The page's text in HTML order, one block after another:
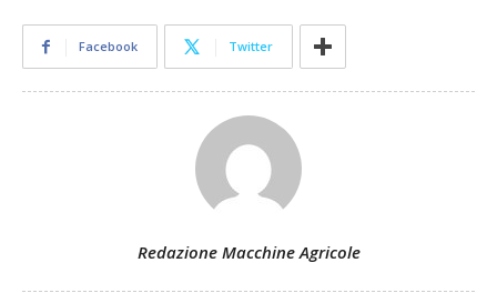
Facebook Twitter
Redazione Macchine Agricole